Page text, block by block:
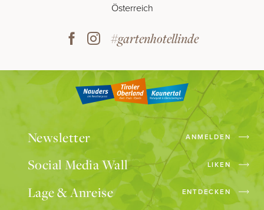
Österreich
#gartenhotellinde
Newsletter ANMELDEN
Social Media Wall LIKEN
Lage & Anreise ENTDECKEN